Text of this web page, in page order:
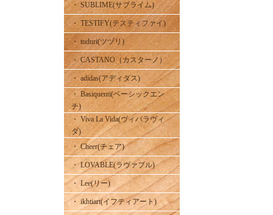
・ SUBLIME(サブライム)
・ TESTIFY(テスティファイ)
・ tuduri(ツヅリ)
・ CASTANO（カスターノ）
・ adidas(アディダス)
・ Basiquenti(ベーシックエン
チ)
・ Viva La Vida(ヴィバラヴィ
ダ)
・ Cheer(チェア)
・ LOVABLE(ラヴァブル)
・ Lee(リー)
・ ikhtiart(イフティアート)